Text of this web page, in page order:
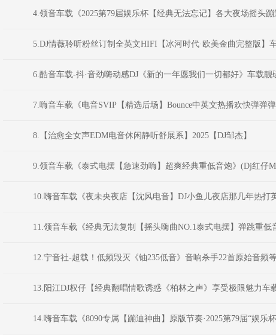
4.领音车载《2025第79届娱乐杯【经典无法忘记】各大夜场摇头
5.DJ情薇聆听粉丝订制全英文HIFI【冰河时代·欧美金曲完整版】
6.酷音车载-抖·音劲嗨动感DJ《新的一年愿我们一切都好》车载靓
7.嗨音车载《电音SVIP【精选后场】Bounce中英文热播欢快弹弹
8.【治愈全女声EDM电音休闲静听舒展系】2025【DJ邹杰】
9.领音车载《泰式电摆【急速劲嗨】超爽经典重低音炮》(Dj红仔
10.嗨音车载《夜未央夜店【沈风电音】DJ小鱼儿夜店那几年热
11.领音车载《经典无法复制【摇头嗨曲NO.1泰式电摆】弹跳重低
12.宁音社-超载！低频毁灭《铀235低音》音响杀手22首原始音频
13.阳江DJ权仔【经典翻唱情歌诱惑《柏林之声》享受极限魅力车
14.嗨音车载《8090专属【蹦迪神曲】原版节奏·2025第79届“娱乐